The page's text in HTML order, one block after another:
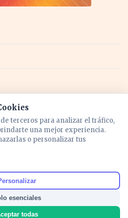
economía, mercados,
Información actualizada
mueve tu dinero y tu
país.
terceros para analizar el tráfico,
una mejor experiencia.
o personalizar tus
esenciales
todas